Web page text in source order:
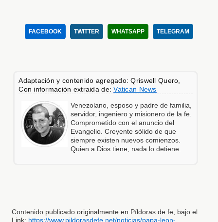
FACEBOOK TWITTER WHATSAPP TELEGRAM
Adaptación y contenido agregado: Qriswell Quero,
Con información extraida de:Vatican News
Venezolano, esposo y padre de familia,
servidor, ingeniero y misionero de la fe.
Comprometido con el anuncio del
Evangelio. Creyente sólido de que
siempre existen nuevos comienzos.
Quien a Dios tiene, nada lo detiene.
Contenido publicado originalmente en Píldoras de fe, bajo el
Link: https://www.pildorasdefe.net/noticias/papa-leon-